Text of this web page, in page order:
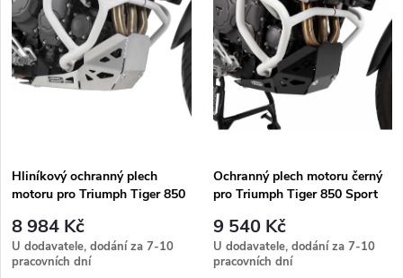
z
e
n
p
r
Abecedně
ý
p
s
p
r
Hliníkový ochranný plech
motoru pro Triumph Tiger 850
8 984 Kč
U dodavatele, dodání za 7-10
pracovních dní
Ochranný plech motoru černý
pro Triumph Tiger 850 Sport
9 540 Kč
U dodavatele, dodání za 7-10
pracovních dní